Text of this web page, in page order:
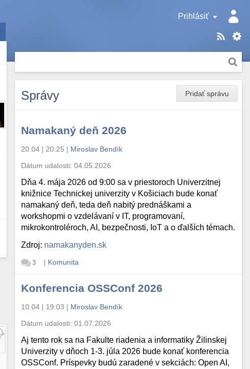
Prihlásiť
Pridať správu
Správy
Namakaný deň 2026
20.04 | 20:25 | Miroslav Bendík
Dátum udalosti:04.05.2026
Dňa 4. mája 2026 od 9:00 sa v priestoroch Univerzitnej
knižnice Technickej univerzity v Košiciach bude konať
namakaný deň, teda deň nabitý prednáškami a
workshopmi o vzdelávaní v IT, programovaní,
mikrokontroléroch, AI, bezpečnosti, IoT a o ďalších témach.
Zdroj: namakanyden.sk
3 | Komunita
Konferencia OSSConf 2026
10.04 | 19:03 | Miroslav Bendík
Dátum udalosti:01.07.2026
Aj tento rok sa na Fakulte riadenia a informatiky Žilinskej
Univerzity v dňoch 1-3. júla 2026 bude konať konferencia
OSSConf. Príspevky budú zaradené v sekciách: Open AI,